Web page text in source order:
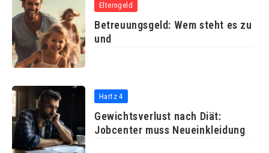
Elterngeld
Betreuungsgeld: Wem steht es zu
und
Hartz 4
Gewichtsverlust nach Diät:
Jobcenter muss Neueinkleidung